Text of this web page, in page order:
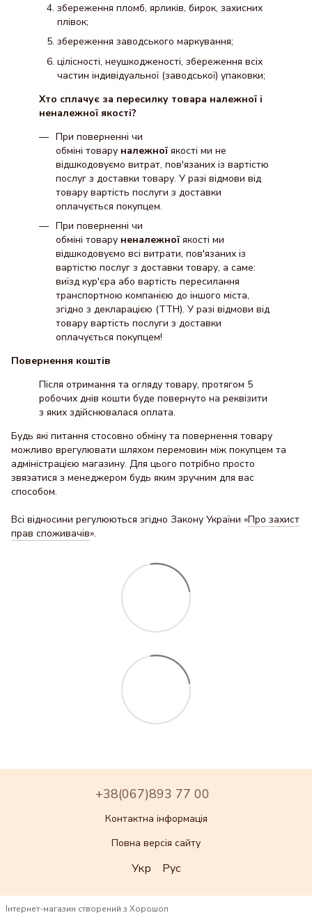
збереження пломб, ярликів, бирок, захисних
плівок;
збереження заводського маркування;
цілісності, неушкодженості, збереження всіх
частин індивідуальної (заводської) упаковки;
Хто сплачує за пересилку товара належної і
неналежної якості?
При поверненні чи
обміні товару належної якості ми не
відшкодовуємо витрат, пов'язаних із вартістю
послуг з доставки товару. У разі відмови від
товару вартість послуги з доставки
оплачується покупцем.
При поверненні чи
обміні товару неналежної якості ми
відшкодовуємо всі витрати, пов'язаних із
вартістю послуг з доставки товару, а саме:
виїзд кур'єра або вартість пересилання
транспортною компанією до іншого міста,
згідно з декларацією (ТТН). У разі відмови від
товару вартість послуги з доставки
оплачується покупцем!
Повернення коштів
Після отримання та огляду товару, протягом 5
робочих днів кошти буде повернуто на реквізити
з яких здійснювалася оплата.
Будь які питання стосовно обміну та повернення товару
можливо врегулювати шляхом перемовин між покупцем та
адміністрацією магазину. Для цього потрібно просто
звязатися з менеджером будь яким зручним для вас
способом.
Всі відносини регулюються згідно Закону України «Про захист
прав споживачів».
+38(067)893 77 00
Контактна інформація
Повна версія сайту
Укр Рус
Інтернет-магазин створений з Хорошоп